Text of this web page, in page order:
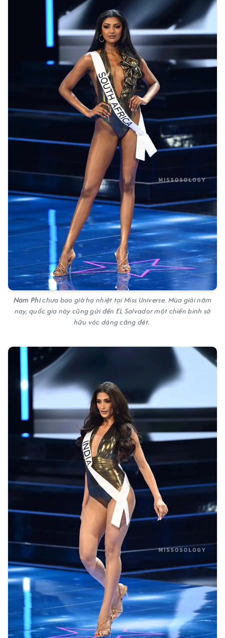
Nam Phichưa bao giờ hạ nhiệt tại Miss Universe. Mùa giải năm
nay, quốc gia này cũng gửi đến EL Salvador một chiến binh sở
hữu vóc dáng căng đét.